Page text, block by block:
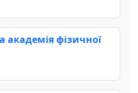
академія фізичної